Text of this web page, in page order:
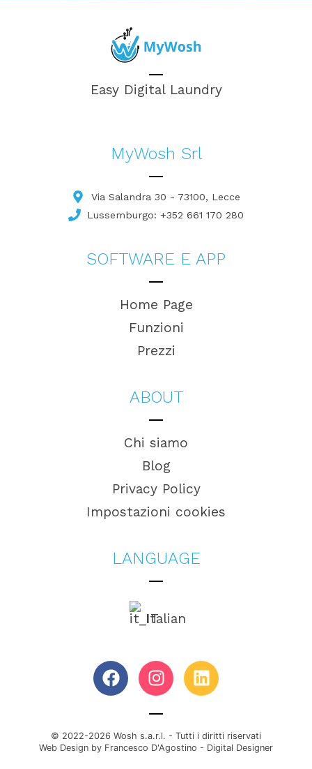
Easy Digital Laundry
MyWosh Srl
Via Salandra 30 - 73100, Lecce
Lussemburgo: +352 661 170 280
SOFTWARE E APP
Home Page
Funzioni
Prezzi
ABOUT
Chi siamo
Blog
Privacy Policy
Impostazioni cookies
LANGUAGE
Italian
© 2022-2026 Wosh s.a.r.l. - Tutti i diritti riservati
Web Design by Francesco D'Agostino - Digital Designer